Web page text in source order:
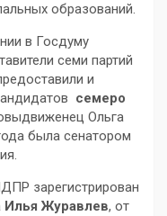
образований.
в Госдуму
семи партий
и
семеро
Ольга
была сенатором
зарегистрирован
Илья Журавлев, от